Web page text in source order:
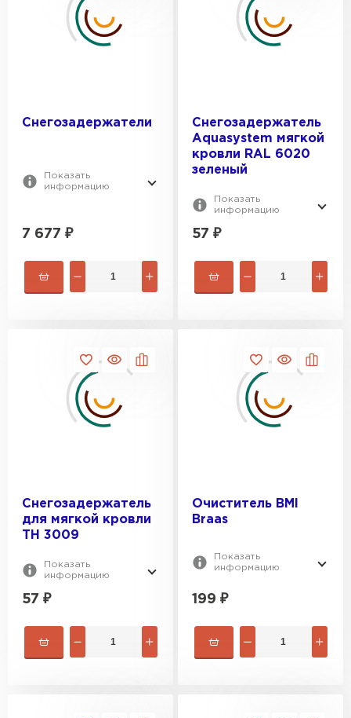
Снегозадержатели
Показать
информацию
7 677 ₽
Снегозадержатель
Aquasystem мягкой
кровли RAL 6020
зеленый
Показать
информацию
57 ₽
Снегозадержатель
для мягкой кровли
ТН 3009
Показать
информацию
57 ₽
Очиститель BMI
Braas
Показать
информацию
199 ₽
ПЕРЕЙТИ